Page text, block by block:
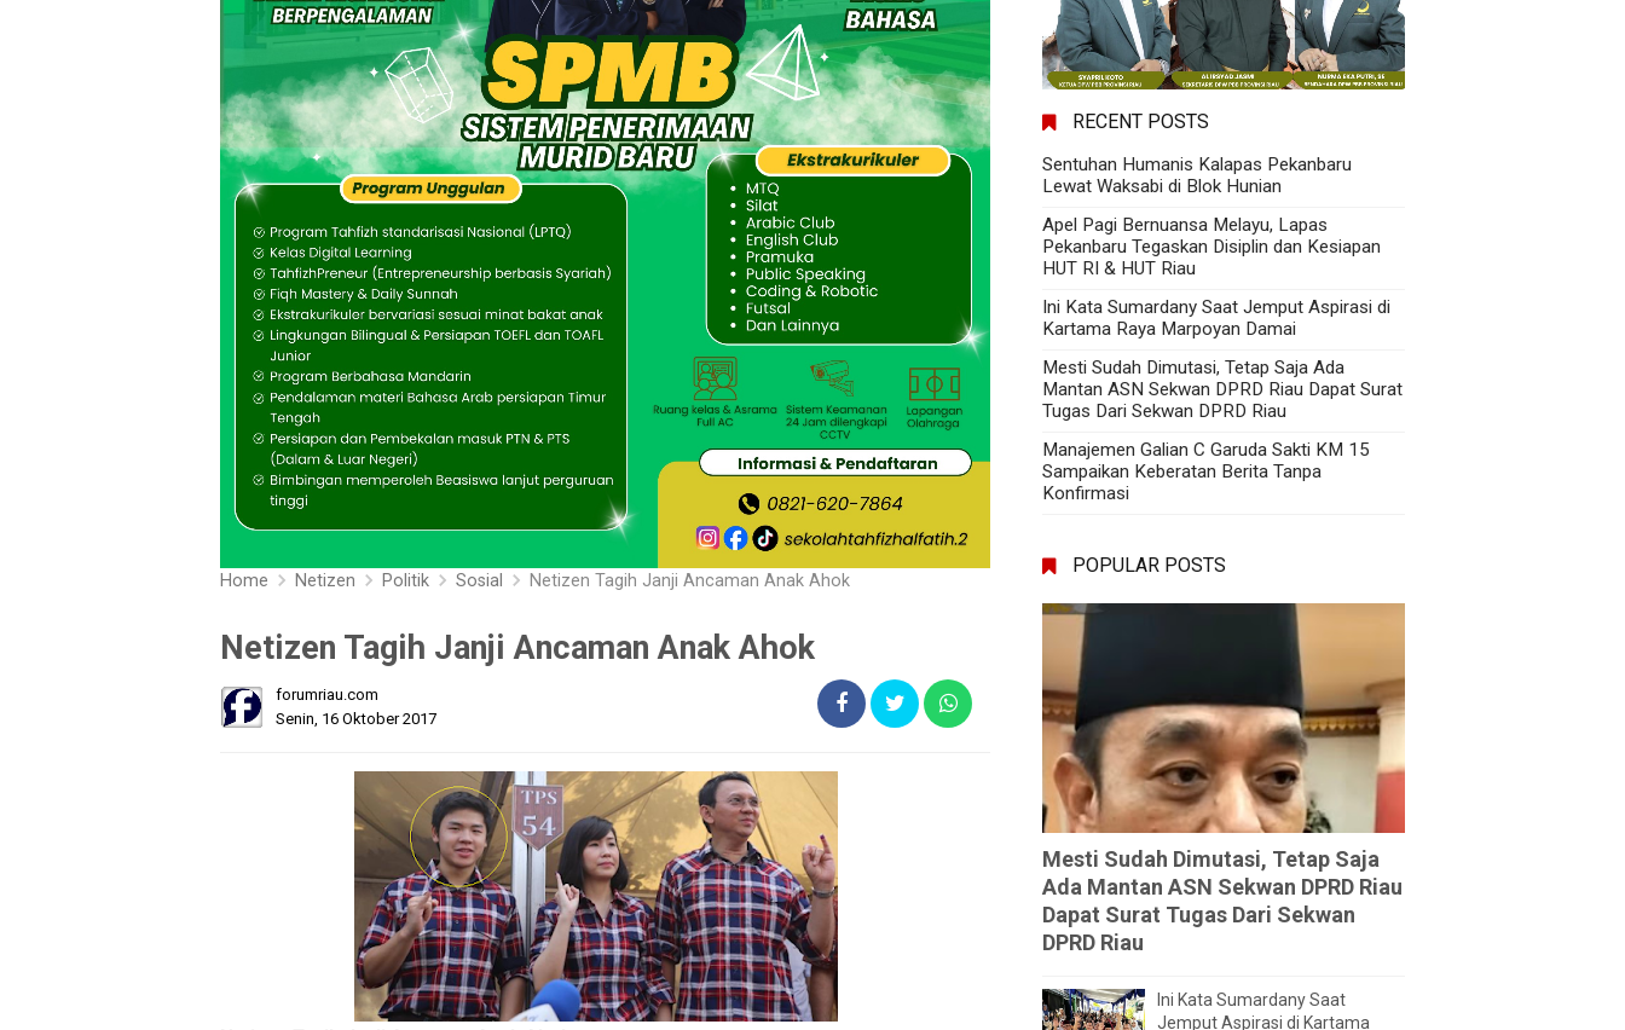
Home Netizen Politik Sosial Netizen Tagih Janji Ancaman Anak Ahok
Netizen Tagih Janji Ancaman Anak Ahok
forumriau.com
Senin, 16 Oktober 2017
RECENT POSTS
Sentuhan Humanis Kalapas Pekanbaru
Lewat Waksabi di Blok Hunian
Apel Pagi Bernuansa Melayu, Lapas
Pekanbaru Tegaskan Disiplin dan Kesiapan
HUT RI & HUT Riau
Ini Kata Sumardany Saat Jemput Aspirasi di
Kartama Raya Marpoyan Damai
Mesti Sudah Dimutasi, Tetap Saja Ada
Mantan ASN Sekwan DPRD Riau Dapat Surat
Tugas Dari Sekwan DPRD Riau
Manajemen Galian C Garuda Sakti KM 15
Sampaikan Keberatan Berita Tanpa
Konfirmasi
POPULAR POSTS
Mesti Sudah Dimutasi, Tetap Saja
Ada Mantan ASN Sekwan DPRD Riau
Dapat Surat Tugas Dari Sekwan
DPRD Riau
Ini Kata Sumardany Saat
Jemput Aspirasi di Kartama